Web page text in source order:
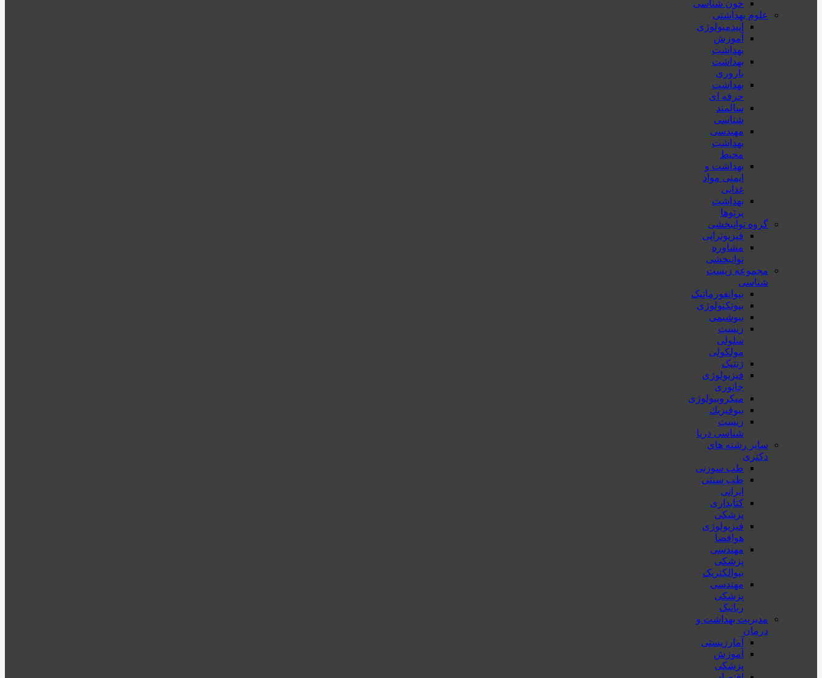
خون شناسی
علوم بهداشتی
اپیدمیولوژی
آموزش
بهداشت
بهداشت
باروری
بهداشت
حرفه ای
سالمند
شناسی
مهندسی
بهداشت
محيط
بهداشت و
ایمنی مواد
غذایی
بهداشت
پرتوها
گروه توانبخشی
فیزیوتراپی
مشاوره
توانبخشی
مجموعه زیست
شناسی
بیوانفورماتیک
بیوتکنولوژی
بیوشیمی
زیست
سلولی
مولکولی
ژنتیک
فیزیولوژی
جانوری
میکروبیولوژی
بيوفيزيك
زیست
شناسی دریا
سایر رشته های
دکتری
طب سوزنی
طب سنتی
ایرانی
کتابداری
پزشکی
فیزیولوژی
هوافضا
مهندسی
پزشکی
بیوالکتریک
مهندسی
پزشکی
رباتیک
مدیریت بهداشت و
درمان
آمارزیستی
آموزش
پزشکی